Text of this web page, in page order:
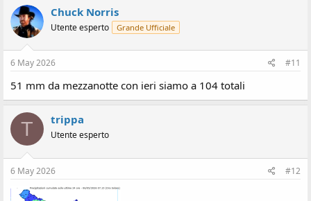
Chuck Norris
Utente esperto Grande Ufficiale
6 May 2026 #11
51 mm da mezzanotte con ieri siamo a 104 totali
T trippa
Utente esperto
6 May 2026 #12